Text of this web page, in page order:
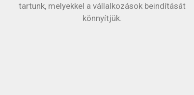
tartunk, melyekkel a vállalkozások beindítását
könnyítjük.